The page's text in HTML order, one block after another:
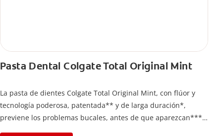
Pasta Dental Colgate Total Original Mint
La pasta de dientes Colgate Total Original Mint, con flúor y
tecnología poderosa, patentada** y de larga duración*,
previene los problemas bucales, antes de que aparezcan****.